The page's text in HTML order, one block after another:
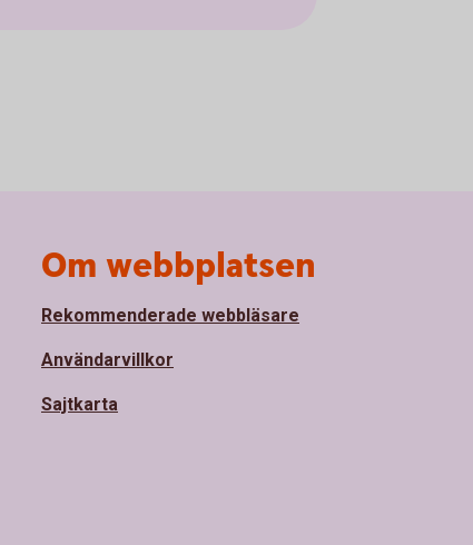
Om webbplatsen
Rekommenderade webbläsare
Användarvillkor
Sajtkarta